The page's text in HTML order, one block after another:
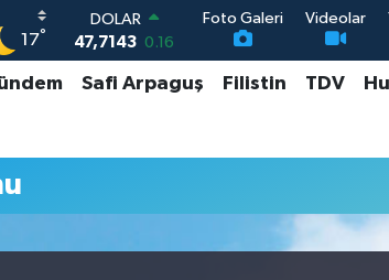
17°
DOLAR
47,7143 0.16
EURO
55,0317 -0.02
GRAM ALTIN
Foto Galeri Videolar
Safi Arpaguş Filistin TDV